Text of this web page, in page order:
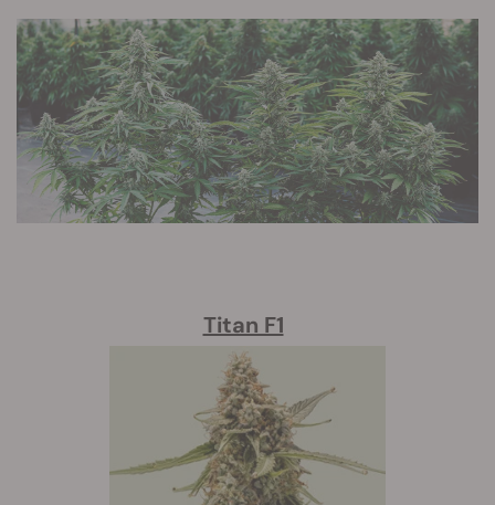
Titan F1